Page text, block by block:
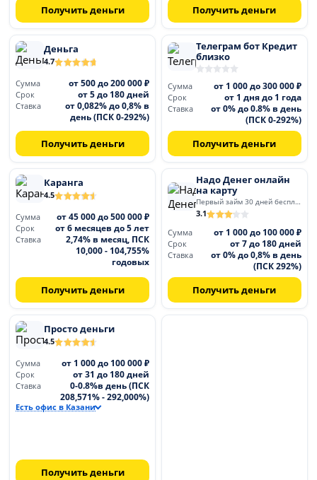
Получить деньги Получить деньги
Деньга
4.7
Сумма от 500 до 200 000 ₽
Срок от 5 до 180 дней
Ставка
от 0,082% до 0,8% в
день (ПСК 0-292%)
Получить деньги
Телеграм бот Кредит
близко
Сумма от 1 000 до 300 000 ₽
Срок от 1 дня до 1 года
Ставка
от 0% до 0.8% в день
(ПСК 0-292%)
Получить деньги
Каранга
4.5
Сумма от 45 000 до 500 000 ₽
Срок от 6 месяцев до 5 лет
Ставка
2,74% в месяц, ПСК
10,000 - 104,755%
годовых
Получить деньги
Надо Денег онлайн
на карту
Первый займ 30 дней бесплатно
3.1
Сумма
от 1 000 до 100 000 ₽
Срок от 7 до 180 дней
Ставка
от 0% до 0,8% в день
(ПСК 292%)
Получить деньги
Просто деньги
4.5
Сумма от 1 000 до 100 000 ₽
Срок от 31 до 180 дней
Ставка
0-0.8%в день (ПСК
208,571% - 292,000%)
Есть офис в Казани
Получить деньги